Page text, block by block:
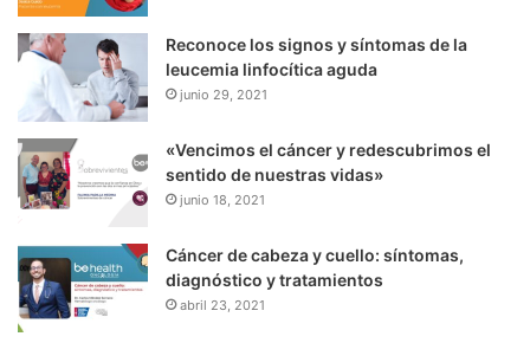
Reconoce los signos y síntomas de la
leucemia linfocítica aguda
junio 29, 2021
«Vencimos el cáncer y redescubrimos el
sentido de nuestras vidas»
junio 18, 2021
Cáncer de cabeza y cuello: síntomas,
diagnóstico y tratamientos
abril 23, 2021